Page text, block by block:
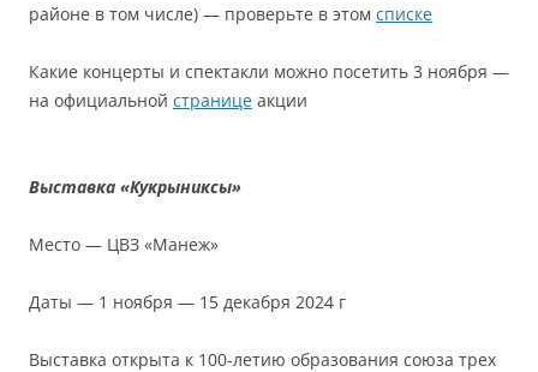
районе в том числе) — проверьте в этом списке
Какие концерты и спектакли можно посетить 3 ноября —
на официальной странице акции
Выставка «Кукрыниксы»
Место — ЦВЗ «Манеж»
Даты — 1 ноября — 15 декабря 2024 г
Выставка открыта к 100-летию образования союза трех